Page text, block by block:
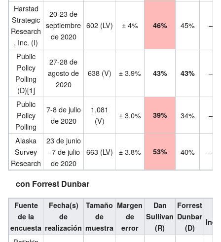
Harstad
Strategic
Research
, Inc. (I)
20-23 de
septiembre
de 2020
602 (LV) ± 4% 46% 45% –
Public
Policy
Polling
(D)[1]
27-28 de
agosto de
2020
638 (V) ± 3.9% 43% 43% –
Public
Policy
Polling
7-8 de julio
de 2020
1,081
(V)
± 3.0% 39% 34% –
Alaska
Survey
Research
23 de junio
- 7 de julio
de 2020
663 (LV) ± 3.8% 53% 40% –
con Forrest Dunbar
Fuente
de la
encuesta
Fecha(s)
de
realización
Tamaño
de
muestra
Margen
de
error
Dan
Sullivan
(R)
Forrest
Dunbar
(D)